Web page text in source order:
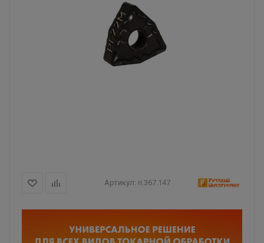
Артикул: ri.367.147